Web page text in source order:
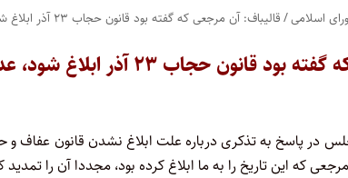
اسلامی/قالیباف: آن مرجعی که گفته بود قانون حجاب ۲۳ آذر ابلاغ شود، عدم ابلاغ آن را تمدید کرده است
آذر ابلاغ شود، عدم ابلاغ آن را تمدید کرده است
که این تاریخ را به ما ابلاغ کرده بود، مجددا آن را تمدید